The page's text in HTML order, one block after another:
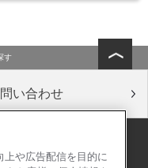
す
い合わせ
上や広告配信を目的に